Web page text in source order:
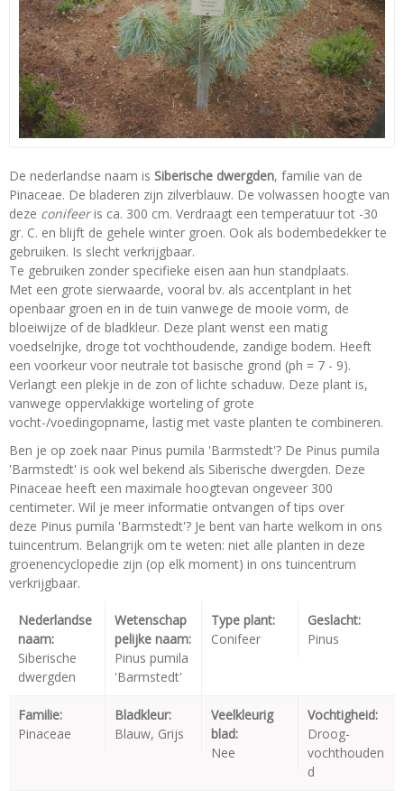
De nederlandse naam is Siberische dwergden, familie van de
Pinaceae. De bladeren zijn zilverblauw. De volwassen hoogte van
deze conifeeris ca. 300 cm. Verdraagt een temperatuur tot -30
gr. C. en blijft de gehele winter groen. Ook als bodembedekker te
gebruiken. Is slecht verkrijgbaar.
Te gebruiken zonder specifieke eisen aan hun standplaats.
Met een grote sierwaarde, vooral bv. als accentplant in het
openbaar groen en in de tuin vanwege de mooie vorm, de
bloeiwijze of de bladkleur. Deze plant wenst een matig
voedselrijke, droge tot vochthoudende, zandige bodem. Heeft
een voorkeur voor neutrale tot basische grond (ph = 7 - 9).
Verlangt een plekje in de zon of lichte schaduw. Deze plant is,
vanwege oppervlakkige worteling of grote
vocht-/voedingopname, lastig met vaste planten te combineren.
Ben je op zoek naar Pinus pumila 'Barmstedt'? De Pinus pumila
'Barmstedt' is ook wel bekend als Siberische dwergden. Deze
Pinaceae heeft een maximale hoogtevan ongeveer 300
centimeter. Wil je meer informatie ontvangen of tips over
deze Pinus pumila 'Barmstedt'? Je bent van harte welkom in ons
tuincentrum. Belangrijk om te weten: niet alle planten in deze
groenencyclopedie zijn (op elk moment) in ons tuincentrum
verkrijgbaar.
Nederlandse
naam:
Siberische
dwergden
Wetenschap
pelijke naam:
Pinus pumila
'Barmstedt'
Type plant:
Conifeer
Geslacht:
Pinus
Familie:
Pinaceae
Bladkleur:
Blauw, Grijs
Veelkleurig
blad:
Nee
Vochtigheid:
Droog-
vochthouden
d